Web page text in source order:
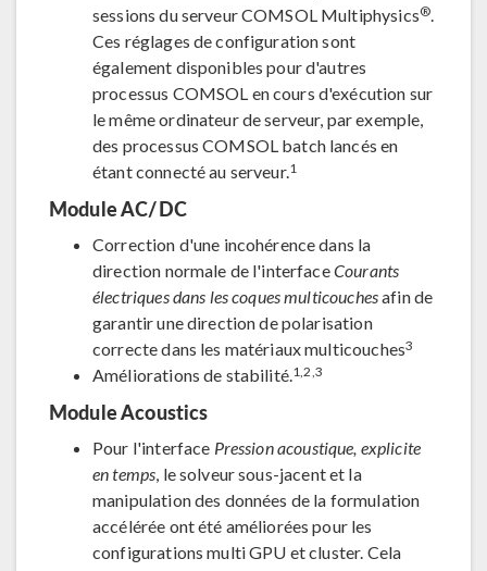
sessions du serveur COMSOL Multiphysics®.
Ces réglages de configuration sont
également disponibles pour d'autres
processus COMSOL en cours d'exécution sur
le même ordinateur de serveur, par exemple,
des processus COMSOL batch lancés en
étant connecté au serveur.1
Module AC/DC
Correction d'une incohérence dans la
direction normale de l'interfaceCourants
électriques dans les coques multicouchesafin de
garantir une direction de polarisation
correcte dans les matériaux multicouches3
Améliorations de stabilité.1,2,3
Module Acoustics
Pour l'interface Pression acoustique, explicite
en temps, le solveur sous-jacent et la
manipulation des données de la formulation
accélérée ont été améliorées pour les
configurations multi GPU et cluster. Cela